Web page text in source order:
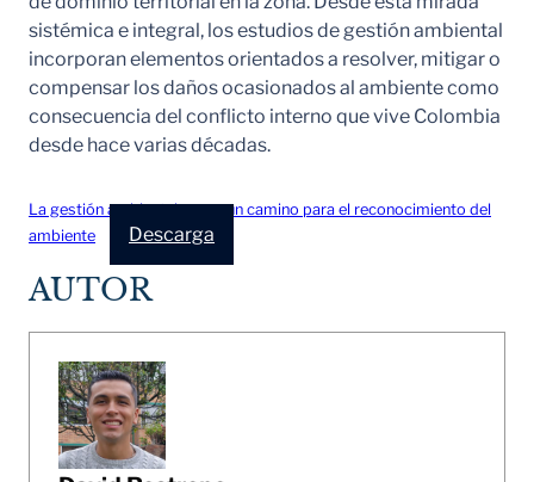
sistémica e integral, los estudios de gestión ambiental
incorporan elementos orientados a resolver, mitigar o
compensar los daños ocasionados al ambiente como
consecuencia del conflicto interno que vive Colombia
desde hace varias décadas.
La gestión ambiental como un camino para el reconocimiento del
ambiente
Descarga
AUTOR